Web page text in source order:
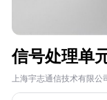
信号处理单
上海宇志通信技术有限公